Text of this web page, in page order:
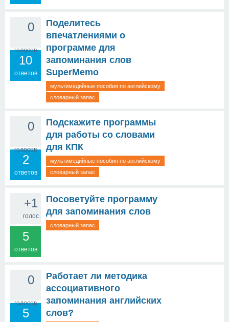
0
голосов
10
ответов
Поделитесь
впечатлениями о
программе для
запоминания слов
SuperMemo
мультимедийные пособия по английскому
словарный запас
0
голосов
2
ответов
Подскажите программы
для работы со словами
для КПК
мультимедийные пособия по английскому
словарный запас
+1
голос
5
ответов
Посоветуйте программу
для запоминания слов
словарный запас
0
голосов
5
Работает ли методика
ассоциативного
запоминания английских
слов?